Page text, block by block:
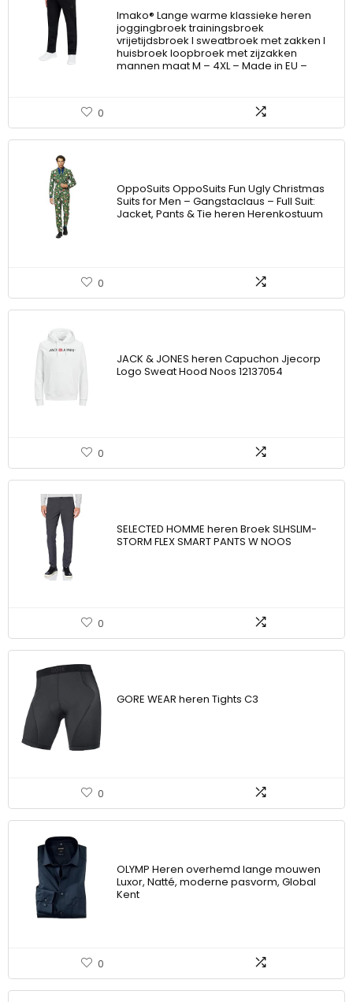
Imako® Lange warme klassieke heren
joggingbroek trainingsbroek
vrijetijdsbroek I sweatbroek met zakken I
huisbroek loopbroek met zijzakken
mannen maat M – 4XL – Made in EU –
0
OppoSuits OppoSuits Fun Ugly Christmas
Suits for Men – Gangstaclaus – Full Suit:
Jacket, Pants & Tie heren Herenkostuum
0
JACK & JONES heren Capuchon Jjecorp
Logo Sweat Hood Noos 12137054
0
SELECTED HOMME heren Broek SLHSLIM-
STORM FLEX SMART PANTS W NOOS
0
GORE WEAR heren Tights C3
0
OLYMP Heren overhemd lange mouwen
Luxor, Natté, moderne pasvorm, Global
Kent
0